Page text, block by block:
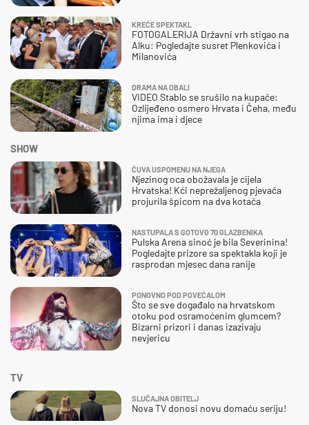
KREĆE SPEKTAKL
FOTOGALERIJA Državni vrh stigao na
Alku: Pogledajte susret Plenkovića i
Milanovića
DRAMA NA OBALI
VIDEO Stablo se srušilo na kupače:
Ozlijeđeno osmero Hrvata i Čeha, među
njima ima i djece
SHOW
ČUVA USPOMENU NA NJEGA
Njezinog oca obožavala je cijela
Hrvatska! Kći neprežaljenog pjevača
projurila špicom na dva kotača
NASTUPALA S GOTOVO 70 GLAZBENIKA
Pulska Arena sinoć je bila Severinina!
Pogledajte prizore sa spektakla koji je
rasprodan mjesec dana ranije
PONOVNO POD POVEĆALOM
Što se sve događalo na hrvatskom
otoku pod osramoćenim glumcem?
Bizarni prizori i danas izazivaju
nevjericu
TV
SLUČAJNA OBITELJ
Nova TV donosi novu domaću seriju!